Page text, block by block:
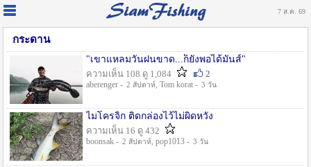
7 ส.ค. 69
กระดาน
"เขาแหลมวันฝนขาด...ก็ยังพอได้มันส์"
ความเห็น 108 ดู 1,084
2
aberenger - 2 สัปดาห์, Tom korat - 3 วัน
ไมโครจิ้ก ติดกล่องไว้ไม่ผิดหวัง
ความเห็น 16 ดู 432
boonsak - 2 สัปดาห์, pop1013 - 3 วัน